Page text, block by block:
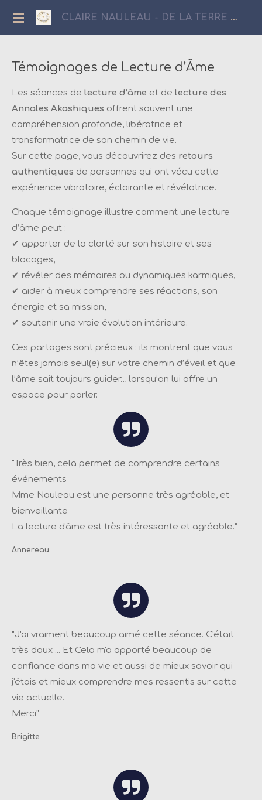
Passer
principal
CLAIRE NAULEAU - DE LA TERRE AUX ETOILES
Témoignages de Lecture d’Âme
Les séances de lecture d’âme et de lecture des
Annales Akashiques offrent souvent une
compréhension profonde, libératrice et
transformatrice de son chemin de vie.
Sur cette page, vous découvrirez des retours
authentiques de personnes qui ont vécu cette
expérience vibratoire, éclairante et révélatrice.
Chaque témoignage illustre comment une lecture
d’âme peut :
✔ apporter de la clarté sur son histoire et ses
blocages,
✔ révéler des mémoires ou dynamiques karmiques,
✔ aider à mieux comprendre ses réactions, son
énergie et sa mission,
✔ soutenir une vraie évolution intérieure.
Ces partages sont précieux : ils montrent que vous
n’êtes jamais seul(e) sur votre chemin d’éveil et que
l’âme sait toujours guider… lorsqu’on lui offre un
espace pour parler.
"Très bien, cela permet de comprendre certains
événements
Mme Nauleau est une personne très agréable, et
bienveillante
La lecture d'âme est très intéressante et agréable."
Annereau
"J'ai vraiment beaucoup aimé cette séance. C'était
très doux ... Et Cela m'a apporté beaucoup de
confiance dans ma vie et aussi de mieux savoir qui
j'étais et mieux comprendre mes ressentis sur cette
vie actuelle.
Merci"
Brigitte